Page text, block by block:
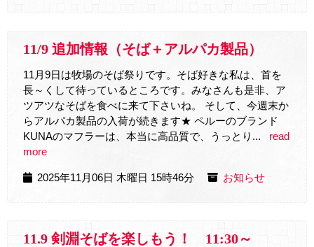
11/9 追加情報（そば＋アルパカ製品）
11月9日は牧場のそば祭りです。そば好きな私は、首を
長～くして待っているところです。みなさんも是非、ア
ツアツなそばを食べに来て下さいね。 そして、今週末か
らアルパカ製品の入荷が続きます★ ペルーのブランド
KUNAのマフラーは、本当に高品質で、うっとり...
read
more
2025年11月06日 木曜日 15時46分 お知らせ
11.9 剣淵そばを楽しもう！ 11:30～